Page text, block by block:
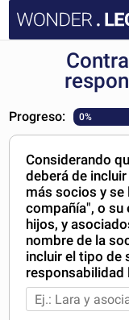
MI CUENTA
Progreso: 0%
Considerando
deberá de
más socios y se
compañía", o su
hijos, y
nombre de la
incluir el tipo de
responsabilidad